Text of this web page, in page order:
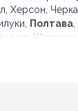
Херсон,
Полтава